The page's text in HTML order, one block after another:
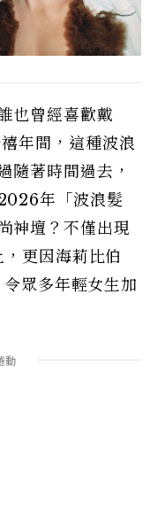
也曾經喜歡戴
年間，這種波浪
隨著時間過去，
年「波浪髮
神壇？不僅出現
更因海莉比伯
眾多年輕女生加